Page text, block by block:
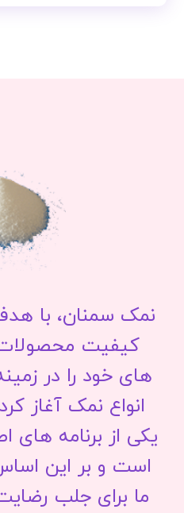
نمک سمنان، با
کیفیت محصولات
های خود را در
انواع نمک آغاز
یکی از برنامه
است و بر این
ما برای جلب